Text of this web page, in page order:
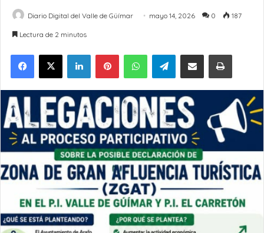
Diario Digital del Valle de Güímar mayo 14, 2026 0 187
Lectura de 2 minutos
LinkedInPinterestWhatsAppTelegramCompartir por Email Imprimir